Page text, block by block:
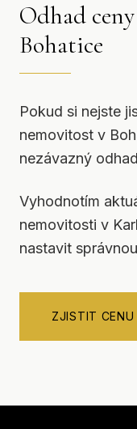
Odhad
Bohatice
Pokud si nejste
nemovitost v
nezávazný
Vyhodnotím
nemovitosti v
nastavit
ZJISTIT